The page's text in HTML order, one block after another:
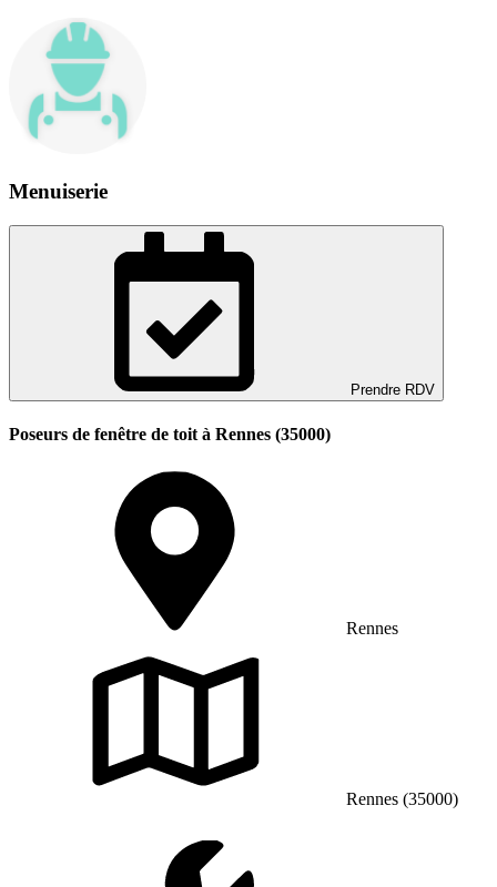
Menuiserie
Prendre RDV
Poseurs de fenêtre de toit à Rennes (35000)
Rennes
Rennes (35000)